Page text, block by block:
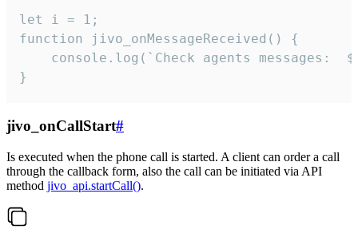
let i = 1;
function jivo_onMessageReceived() {
}
jivo_onCallStart#
Is executed when the phone call is started. A client can order a call
through the callback form, also the call can be initiated via API
method jivo_api.startCall().